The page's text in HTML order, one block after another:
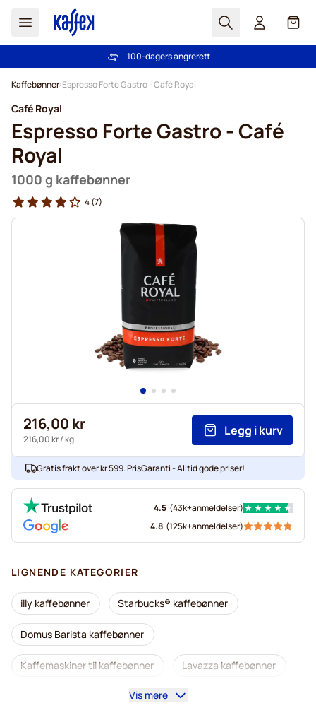
Søk Cart
Gratis frakt over kr 599
100-dagers angrerett
Kaffebønner Espresso Forte Gastro - Café Royal
Café Royal
Espresso Forte Gastro - Café
Royal
1000 g kaffebønner
4(7)
216,00 kr
216,00 kr/ kg.
Legg i kurv
Gratis frakt over kr 599. PrisGaranti - Alltid gode priser!
4.5 (43k+anmeldelser)
4.8 (125k+anmeldelser)
LIGNENDE KATEGORIER
illy kaffebønner Starbucks® kaffebønner
Domus Barista kaffebønner
Kaffemaskiner til kaffebønner Lavazza kaffebønner
L'OR kaffebønner
Vis mere